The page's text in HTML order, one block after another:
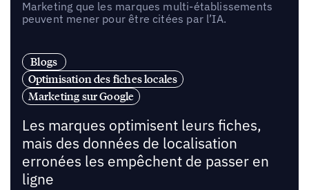
Marketing que les marques multi-établissements
peuvent mener pour être citées par l’IA.
Blogs
Optimisation des fiches locales
Marketing sur Google
Les marques optimisent leurs fiches,
mais des données de localisation
erronées les empêchent de passer en
ligne